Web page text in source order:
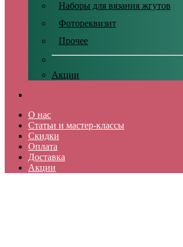
Наборы для вязания жгутов
Фотореквизит
Прочее
Акции
О нас
Статьи и мастер-классы
Скидки
Оплата
Доставка
Акции